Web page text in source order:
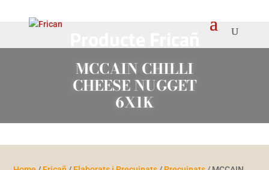
MCCAIN CHILLI
CHEESE NUGGET
6X1K